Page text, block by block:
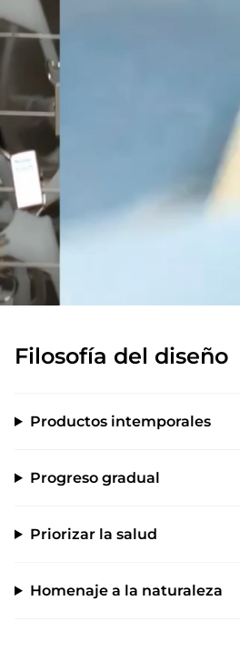
Filosofía del diseño
Productos intemporales
Progreso gradual
Priorizar la salud
Homenaje a la naturaleza